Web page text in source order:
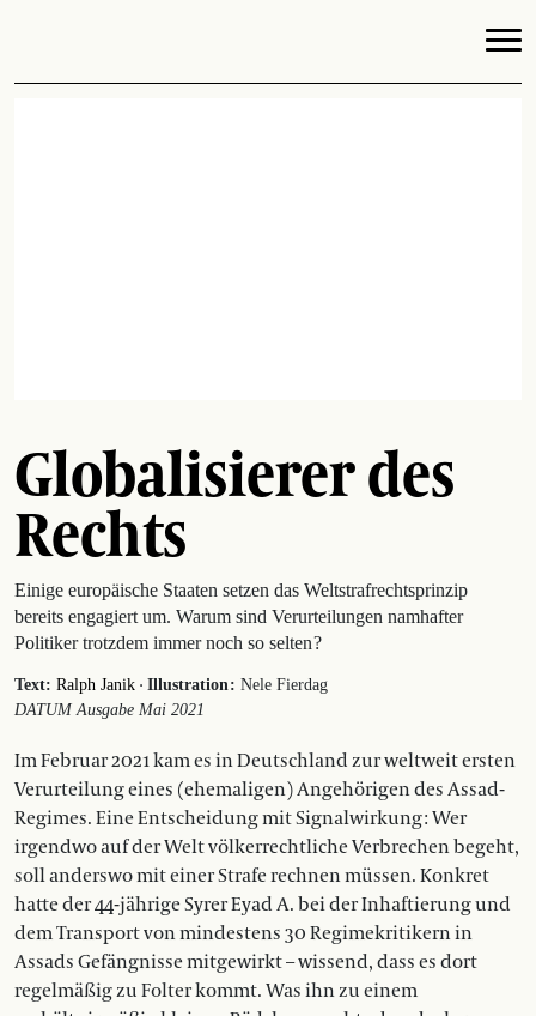
Globalisierer des
Rechts
Einige europäische Staaten setzen das Weltstrafrechtsprinzip
bereits engagiert um. Warum sind Verurteilungen namhafter
Politiker trotzdem immer noch so selten ?
Text: Ralph Janik · Illustration : Nele Fierdag
DATUM Ausgabe Mai 2021
Im Februar 2021 kam es in Deutschland zur weltweit ersten
Verurteilung eines (ehemaligen) Angehörigen des Assad-
Regimes. Eine Entscheidung mit Signalwirkung : Wer
irgendwo auf der Welt völkerrechtliche Verbrechen begeht,
soll anderswo mit einer Strafe rechnen müssen. Konkret
hatte der 44-jährige Syrer Eyad A. bei der Inhaftierung und
dem Transport von mindestens 30 Regimekritikern in
Assads Gefängnisse mitgewirkt – wissend, dass es dort
regelmäßig zu Folter kommt. Was ihn zu einem